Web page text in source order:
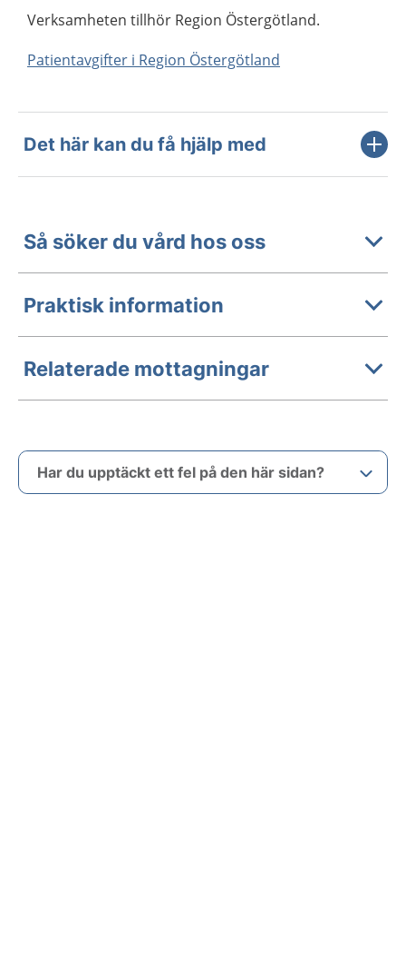
Verksamheten tillhör Region Östergötland.
Patientavgifter i Region Östergötland
Det här kan du få hjälp med
Så söker du vård hos oss
Praktisk information
Relaterade mottagningar
Har du upptäckt ett fel på den här sidan?